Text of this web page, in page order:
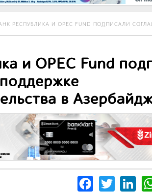
РЕСПУБЛИКА И OPEC FUND ПОДПИСАЛИ
и OPEC Fund
в